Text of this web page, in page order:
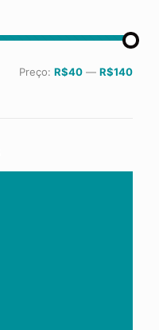
Preço: R$40 — R$140